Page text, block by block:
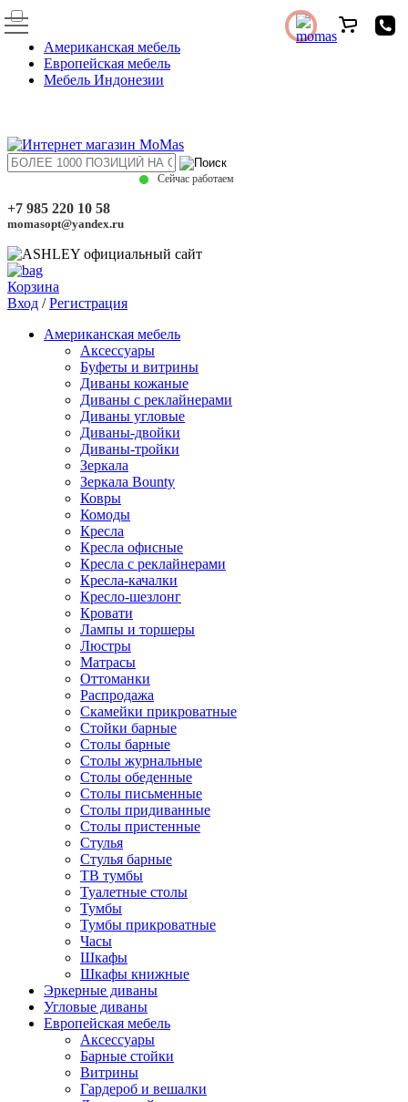
Американская мебель
Европейская мебель
Мебель Индонезии
Сейчас работаем
+7 985 220 10 58
momasopt@yandex.ru
Корзина
Вход /Регистрация
Американская мебель
Аксессуары
Буфеты и витрины
Диваны кожаные
Диваны с реклайнерами
Диваны угловые
Диваны-двойки
Диваны-тройки
Зеркала
Зеркала Bounty
Ковры
Комоды
Кресла
Кресла офисные
Кресла с реклайнерами
Кресла-качалки
Кресло-шезлонг
Кровати
Лампы и торшеры
Люстры
Матрасы
Оттоманки
Распродажа
Скамейки прикроватные
Стойки барные
Столы барные
Столы журнальные
Столы обеденные
Столы письменные
Столы придиванные
Столы пристенные
Стулья
Стулья барные
ТВ тумбы
Туалетные столы
Тумбы
Тумбы прикроватные
Часы
Шкафы
Шкафы книжные
Эркерные диваны
Угловые диваны
Европейская мебель
Аксессуары
Барные стойки
Витрины
Гардероб и вешалки